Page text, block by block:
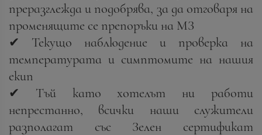
преразглежда и подобрява, за да отговаря на
променящите се препоръки на МЗ
✔ Текущо наблюдение и проверка на
температурата и симптомите на нашия
екип
✔ Тъй като хотелът ни работи
непрестанно, всички наши служители
разполагат със Зелен сертификат